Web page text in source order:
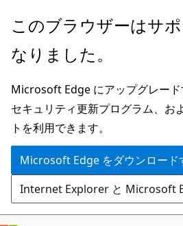
メ
ン
ン
テ
ン
ツ
に
ス
キ
このブラウザーはサ
なりました。
Microsoft Edge にアップグレード
セキュリティ更新プログラム、お
トを利用できます。
Microsoft Edge をダウンロード
Internet Explorer と Microsoft